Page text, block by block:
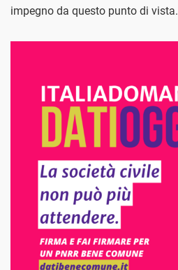
impegno da questo punto di vista.